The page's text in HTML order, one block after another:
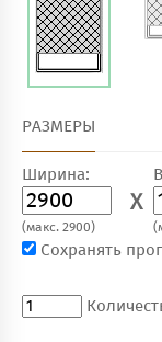
РАЗМЕРЫ
Ширина:
X
(макс. 2900)
Сохранять